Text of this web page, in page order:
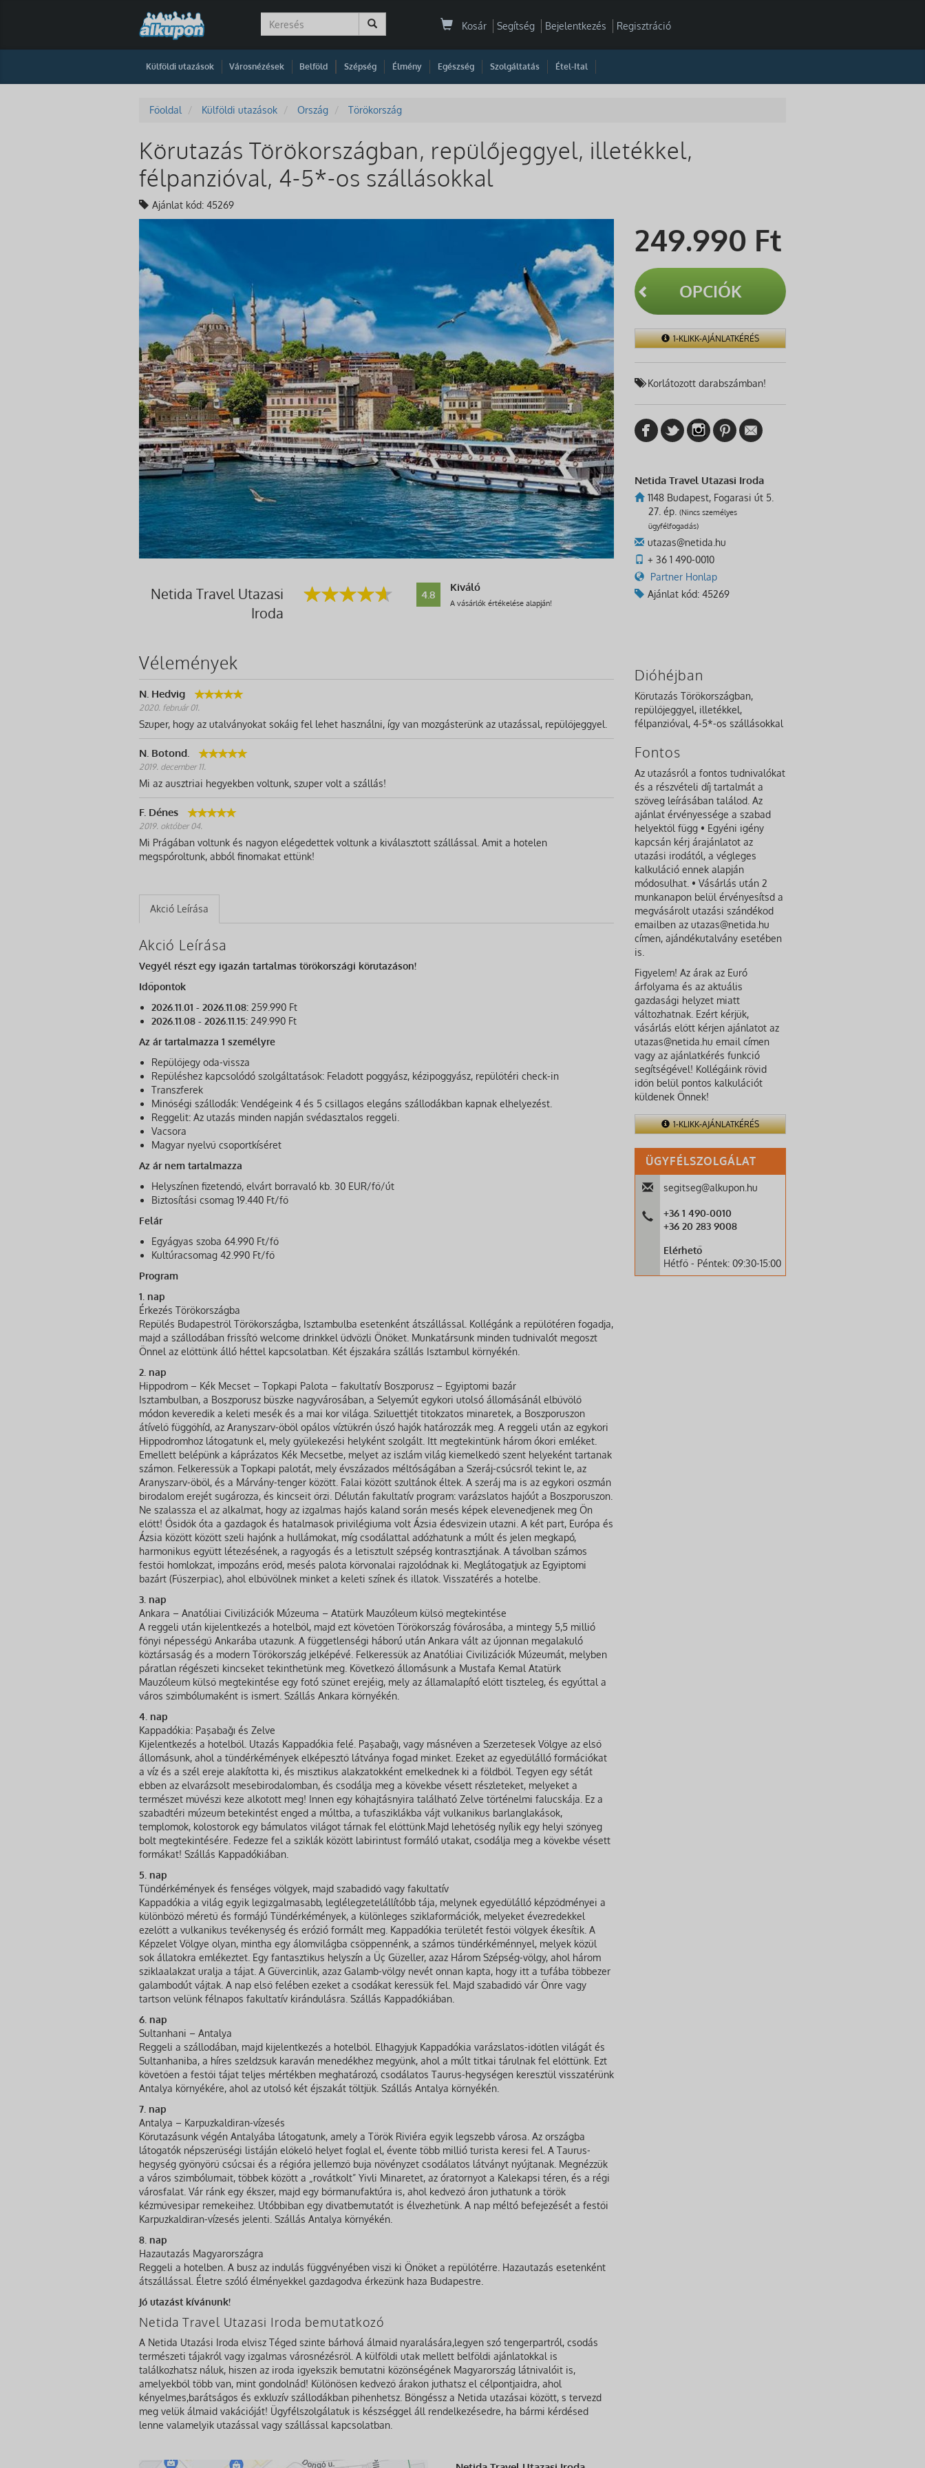
Kosár Segítség Bejelentkezés Regisztráció
Külföldi utazások Városnézések Belföld Szépség Élmény Egészség Szolgáltatás Étel-Ital
Főoldal Külföldi utazások Ország Törökország
Körutazás Törökországban, repülőjeggyel, illetékkel,
félpanzióval, 4-5*-os szállásokkal
Ajánlat kód: 45269
Netida Travel Utazasi
Iroda
4.8
Kiváló
A vásárlók értékelése alapján!
249.990 Ft
OPCIÓK
1-KLIKK-AJÁNLATKÉRÉS
Korlátozott darabszámban!
Netida Travel Utazasi Iroda
1148 Budapest, Fogarasi út 5.
27. ép. (Nincs személyes
ügyfélfogadás)
utazas@netida.hu
+ 36 1 490-0010
Partner Honlap
Ajánlat kód: 45269
Vélemények
N. Hedvig
2020. február 01.
Szuper, hogy az utalványokat sokáig fel lehet használni, így van mozgásterünk az utazással, repülőjeggyel.
N. Botond.
2019. december 11.
Mi az ausztriai hegyekben voltunk, szuper volt a szállás!
F. Dénes
2019. október 04.
Mi Prágában voltunk és nagyon elégedettek voltunk a kiválasztott szállással. Amit a hotelen
megspóroltunk, abból finomakat ettünk!
Akció Leírása
Akció Leírása
Vegyél részt egy igazán tartalmas törökországi körutazáson!
Időpontok
2026.11.01 - 2026.11.08: 259.990 Ft
2026.11.08 - 2026.11.15: 249.990 Ft
Az ár tartalmazza 1 személyre
Repülőjegy oda-vissza
Repüléshez kapcsolódó szolgáltatások: Feladott poggyász, kézipoggyász, repülőtéri check-in
Transzferek
Minőségi szállodák: Vendégeink 4 és 5 csillagos elegáns szállodákban kapnak elhelyezést.
Reggelit: Az utazás minden napján svédasztalos reggeli.
Vacsora
Magyar nyelvű csoportkíséret
Az ár nem tartalmazza
Helyszínen fizetendő, elvárt borravaló kb. 30 EUR/fő/út
Biztosítási csomag 19.440 Ft/fő
Felár
Egyágyas szoba 64.990 Ft/fő
Kultúracsomag 42.990 Ft/fő
Program
1. nap
Érkezés Törökországba
Repülés Budapestről Törökországba, Isztambulba esetenként átszállással. Kollégánk a repülőtéren fogadja,
majd a szállodában frissítő welcome drinkkel üdvözli Önöket. Munkatársunk minden tudnivalót megoszt
Önnel az előttünk álló héttel kapcsolatban. Két éjszakára szállás Isztambul környékén.
2. nap
Hippodrom – Kék Mecset – Topkapi Palota – fakultatív Boszporusz – Egyiptomi bazár
Isztambulban, a Boszporusz büszke nagyvárosában, a Selyemút egykori utolsó állomásánál elbűvölő
módon keveredik a keleti mesék és a mai kor világa. Sziluettjét titokzatos minaretek, a Boszporuszon
átívelő függőhíd, az Aranyszarv-öböl opálos víztükrén úszó hajók határozzák meg. A reggeli után az egykori
Hippodromhoz látogatunk el, mely gyülekezési helyként szolgált. Itt megtekintünk három ókori emléket.
Emellett belépünk a káprázatos Kék Mecsetbe, melyet az iszlám világ kiemelkedő szent helyeként tartanak
számon. Felkeressük a Topkapi palotát, mely évszázados méltóságában a Szeráj-csúcsról tekint le, az
Aranyszarv-öböl, és a Márvány-tenger között. Falai között szultánok éltek. A szeráj ma is az egykori oszmán
birodalom erejét sugározza, és kincseit őrzi. Délután fakultatív program: varázslatos hajóút a Boszporuszon.
Ne szalassza el az alkalmat, hogy az izgalmas hajós kaland során mesés képek elevenedjenek meg Ön
előtt! Ősidők óta a gazdagok és hatalmasok privilégiuma volt Ázsia édesvizein utazni. A két part, Európa és
Ázsia között között szeli hajónk a hullámokat, míg csodálattal adózhatunk a múlt és jelen megkapó,
harmonikus együtt létezésének, a ragyogás és a letisztult szépség kontrasztjának. A távolban számos
festői homlokzat, impozáns erőd, mesés palota körvonalai rajzolódnak ki. Meglátogatjuk az Egyiptomi
bazárt (Fűszerpiac), ahol elbűvölnek minket a keleti színek és illatok. Visszatérés a hotelbe.
3. nap
Ankara – Anatóliai Civilizációk Múzeuma – Atatürk Mauzóleum külső megtekintése
A reggeli után kijelentkezés a hotelből, majd ezt követően Törökország fővárosába, a mintegy 5,5 millió
főnyi népességű Ankarába utazunk. A függetlenségi háború után Ankara vált az újonnan megalakuló
köztársaság és a modern Törökország jelképévé. Felkeressük az Anatóliai Civilizációk Múzeumát, melyben
páratlan régészeti kincseket tekinthetünk meg. Következő állomásunk a Mustafa Kemal Atatürk
Mauzóleum külső megtekintése egy fotó szünet erejéig, mely az államalapító előtt tiszteleg, és egyúttal a
város szimbólumaként is ismert. Szállás Ankara környékén.
4. nap
Kappadókia: Paşabağı és Zelve
Kijelentkezés a hotelből. Utazás Kappadókia felé. Paşabağı, vagy másnéven a Szerzetesek Völgye az első
állomásunk, ahol a tündérkémények elképesztő látványa fogad minket. Ezeket az egyedülálló formációkat
a víz és a szél ereje alakította ki, és misztikus alakzatokként emelkednek ki a földből. Tegyen egy sétát
ebben az elvarázsolt mesebirodalomban, és csodálja meg a kövekbe vésett részleteket, melyeket a
természet művészi keze alkotott meg! Innen egy kőhajtásnyira található Zelve történelmi falucskája. Ez a
szabadtéri múzeum betekintést enged a múltba, a tufasziklákba vájt vulkanikus barlanglakások,
templomok, kolostorok egy bámulatos világot tárnak fel előttünk.Majd lehetőség nyílik egy helyi szőnyeg
bolt megtekintésére. Fedezze fel a sziklák között labirintust formáló utakat, csodálja meg a kövekbe vésett
formákat! Szállás Kappadókiában.
5. nap
Tündérkémények és fenséges völgyek, majd szabadidő vagy fakultatív
Kappadókia a világ egyik legizgalmasabb, leglélegzetelállítóbb tája, melynek egyedülálló képződményei a
különböző méretű és formájú Tündérkémények, a különleges sziklaformációk, melyeket évezredekkel
ezelőtt a vulkanikus tevékenység és erózió formált meg. Kappadókia területét festői völgyek ékesítik. A
Képzelet Völgye olyan, mintha egy álomvilágba csöppennénk, a számos tündérkéménnyel, melyek közül
sok állatokra emlékeztet. Egy fantasztikus helyszín a Üç Güzeller, azaz Három Szépség-völgy, ahol három
sziklaalakzat uralja a tájat. A Güvercinlik, azaz Galamb-völgy nevét onnan kapta, hogy itt a tufába többezer
galambodút vájtak. A nap első felében ezeket a csodákat keressük fel. Majd szabadidő vár Önre vagy
tartson velünk félnapos fakultatív kirándulásra. Szállás Kappadókiában.
6. nap
Sultanhani – Antalya
Reggeli a szállodában, majd kijelentkezés a hotelből. Elhagyjuk Kappadókia varázslatos-időtlen világát és
Sultanhaniba, a híres szeldzsuk karaván menedékhez megyünk, ahol a múlt titkai tárulnak fel előttünk. Ezt
követően a festői tájat teljes mértékben meghatározó, csodálatos Taurus-hegységen keresztül visszatérünk
Antalya környékére, ahol az utolsó két éjszakát töltjük. Szállás Antalya környékén.
7. nap
Antalya – Karpuzkaldiran-vízesés
Körutazásunk végén Antalyába látogatunk, amely a Török Riviéra egyik legszebb városa. Az országba
látogatók népszerűségi listáján előkelő helyet foglal el, évente több millió turista keresi fel. A Taurus-
hegység gyönyörű csúcsai és a régióra jellemző buja növényzet csodálatos látványt nyújtanak. Megnézzük
a város szimbólumait, többek között a „rovátkolt” Yivli Minaretet, az óratornyot a Kalekapsi téren, és a régi
városfalat. Vár ránk egy ékszer, majd egy bőrmanufaktúra is, ahol kedvező áron juthatunk a török
kézművesipar remekeihez. Utóbbiban egy divatbemutatót is élvezhetünk. A nap méltó befejezését a festői
Karpuzkaldiran-vízesés jelenti. Szállás Antalya környékén.
8. nap
Hazautazás Magyarországra
Reggeli a hotelben. A busz az indulás függvényében viszi ki Önöket a repülőtérre. Hazautazás esetenként
átszállással. Életre szóló élményekkel gazdagodva érkezünk haza Budapestre.
Jó utazást kívánunk!
Netida Travel Utazasi Iroda bemutatkozó
A Netida Utazási Iroda elvisz Téged szinte bárhová álmaid nyaralására,legyen szó tengerpartról, csodás
természeti tájakról vagy izgalmas városnézésről. A külföldi utak mellett belföldi ajánlatokkal is
találkozhatsz náluk, hiszen az iroda igyekszik bemutatni közönségének Magyarország látnivalóit is,
amelyekből több van, mint gondolnád! Különösen kedvező árakon juthatsz el célpontjaidra, ahol
kényelmes,barátságos és exkluzív szállodákban pihenhetsz. Böngéssz a Netida utazásai között, s tervezd
meg velük álmaid vakációját! Ügyfélszolgálatuk is készséggel áll rendelkezésedre, ha bármi kérdésed
lenne valamelyik utazással vagy szállással kapcsolatban.
Dióhéjban
Körutazás Törökországban,
repülőjeggyel, illetékkel,
félpanzióval, 4-5*-os szállásokkal
Fontos
Az utazásról a fontos tudnivalókat
és a részvételi díj tartalmát a
szöveg leírásában találod. Az
ajánlat érvényessége a szabad
helyektől függ • Egyéni igény
kapcsán kérj árajánlatot az
utazási irodától, a végleges
kalkuláció ennek alapján
módosulhat. • Vásárlás után 2
munkanapon belül érvényesítsd a
megvásárolt utazási szándékod
emailben az utazas@netida.hu
címen, ajándékutalvány esetében
is.
Figyelem! Az árak az Euró
árfolyama és az aktuális
gazdasági helyzet miatt
változhatnak. Ezért kérjük,
vásárlás előtt kérjen ajánlatot az
utazas@netida.hu email címen
vagy az ajánlatkérés funkció
segítségével! Kollégáink rövid
időn belül pontos kalkulációt
küldenek Önnek!
1-KLIKK-AJÁNLATKÉRÉS
ÜGYFÉLSZOLGÁLAT
segitseg@alkupon.hu
+36 1 490-0010
+36 20 283 9008
Elérhető
Hétfő - Péntek: 09:30-15:00